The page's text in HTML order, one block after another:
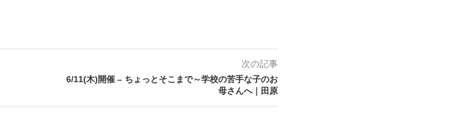
次の記事
6/11(木)開催 – ちょっとそこまで～学校の苦手な子のお
母さんへ｜田原